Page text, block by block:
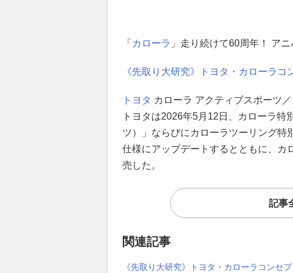
「 カローラ 」走り続けて60周年！ ア
《先取り大研究》トヨタ・カローラコ
トヨタ カローラ アクティブスポーツ／
トヨタは2026年5月12日、カローラ
ツ）」ならびにカローラツーリング特
仕様にアップデートするとともに、カ
売した。
記事
関連記事
《先取り大研究》トヨタ・カローラコンセプ